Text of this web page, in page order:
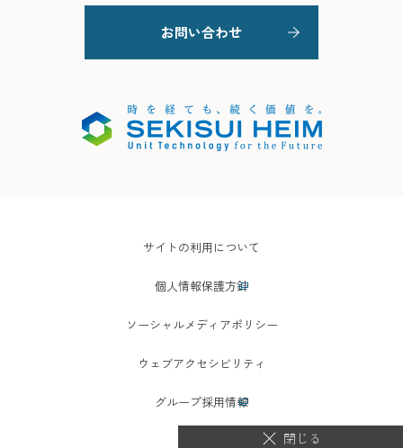
お問い合わせ
サイトの利用について
個人情報保護方針
ソーシャルメディアポリシー
ウェブアクセシビリティ
グループ採用情報
閉じる